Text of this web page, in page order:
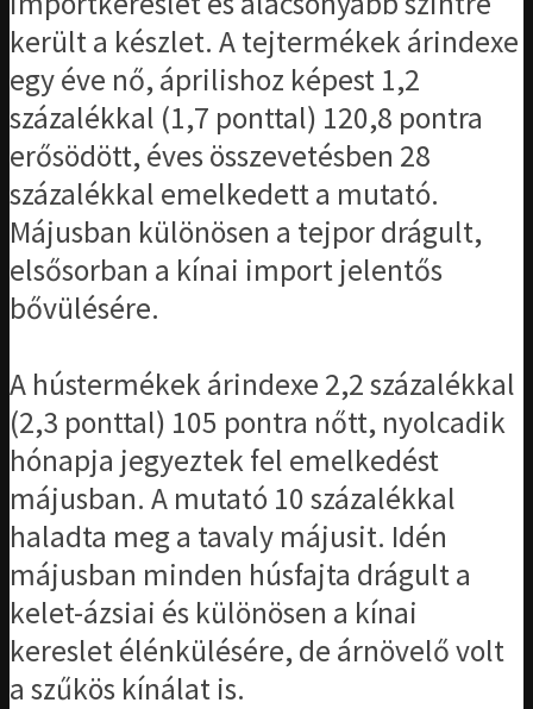
került a készlet. A tejtermékek árindexe
egy éve nő, áprilishoz képest 1,2
százalékkal (1,7 ponttal) 120,8 pontra
erősödött, éves összevetésben 28
százalékkal emelkedett a mutató.
Májusban különösen a tejpor drágult,
elsősorban a kínai import jelentős
bővülésére.
A hústermékek árindexe 2,2 százalékkal
(2,3 ponttal) 105 pontra nőtt, nyolcadik
hónapja jegyeztek fel emelkedést
májusban. A mutató 10 százalékkal
haladta meg a tavaly májusit. Idén
májusban minden húsfajta drágult a
kelet-ázsiai és különösen a kínai
kereslet élénkülésére, de árnövelő volt
a szűkös kínálat is.